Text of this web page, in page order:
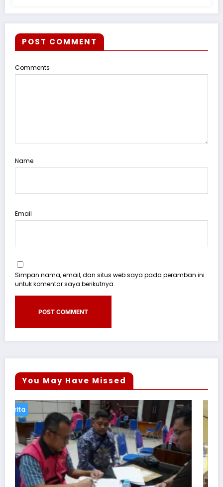
POST COMMENT
Comments
Name
Email
Simpan nama, email, dan situs web saya pada peramban ini
untuk komentar saya berikutnya.
You May Have Missed